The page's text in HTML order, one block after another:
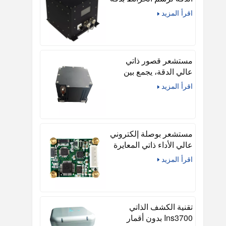
في البيئات القاسية
اقرأ المزيد
مستشعر قصور ذاتي
عالي الدقة، يجمع بين
مستشعر الضباب
ومقياس التسارع
اقرأ المزيد
مستشعر بوصلة إلكتروني
عالي الأداء ذاتي المعايرة
اقرأ المزيد
تقنية الكشف الذاتي
Ins3700 بدون أقمار